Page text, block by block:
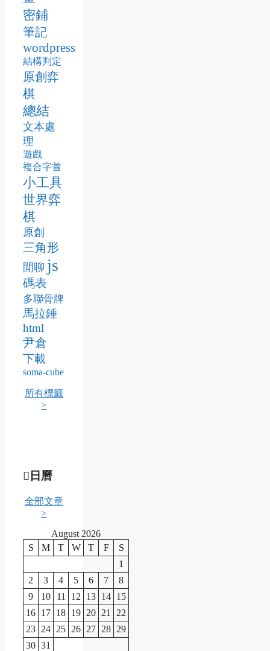
密鋪
筆記
wordpress
結構判定
原創弈
棋
總結
文本處
理
遊戲
複合字首
小工具
世界弈
棋
原創
三角形
閒聊 js
碼表
多聯骨牌
馬拉錘
html
尹倉
下載
soma-cube
所有標籤
>
日曆
全部文章
>
August 2026
S
M T W T F
S
1
2
3 4 5 6 7
8
9
10 11 12 13 14 15
16 17 18 19 20 21
22
23 24 25 26 27 28 29
30 31